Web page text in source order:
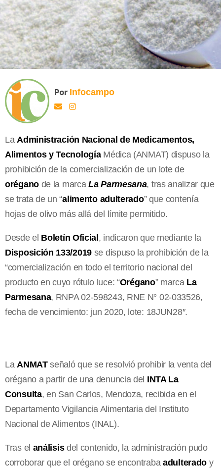
Por Infocampo
La Administración Nacional de Medicamentos,
Alimentos y TecnologíaMédica (ANMAT) dispuso la
prohibición de la comercialización de un lote de
oréganode la marcaLa Parmesana, tras analizar que
se trata de un “alimento adulterado” que contenía
hojas de olivo más allá del límite permitido.
Desde el Boletín Oficial, indicaron que mediante la
Disposición 133/2019 se dispuso la prohibición de la
“comercialización en todo el territorio nacional del
producto en cuyo rótulo luce: “Orégano” marca La
Parmesana, RNPA 02-598243, RNE N° 02-033526,
fecha de vencimiento: jun 2020, lote: 18JUN28″.
La ANMATseñaló que se resolvió prohibir la venta del
orégano a partir de una denuncia del INTA La
Consulta, en San Carlos, Mendoza, recibida en el
Departamento Vigilancia Alimentaria del Instituto
Nacional de Alimentos (INAL).
Tras el análisisdel contenido, la administración pudo
corroborar que el orégano se encontrabaadulterado y